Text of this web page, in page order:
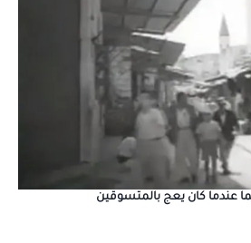
عندما كان يعج بالمتسوقين